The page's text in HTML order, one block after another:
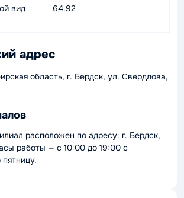
вид
64.92
адрес
область, г. Бердск, ул. Свердлова,
расположен по адресу: г. Бердск,
работы — с 10:00 до 19:00 с